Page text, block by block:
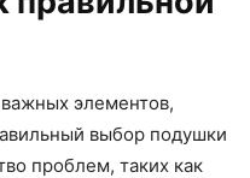
элементов,
выбор подушки
проблем, таких как